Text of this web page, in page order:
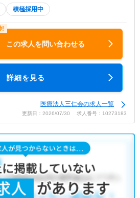
積極採用中
この求人を問い合わせる
詳細を見る
医療法人三仁会の求人一覧
更新日：2026/07/30 求人番号：10273183